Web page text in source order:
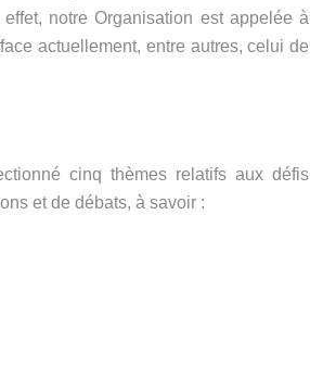
notre Organisation est appelée à
actuellement, entre autres, celui de
cinq thèmes relatifs aux défis
et de débats, à savoir :